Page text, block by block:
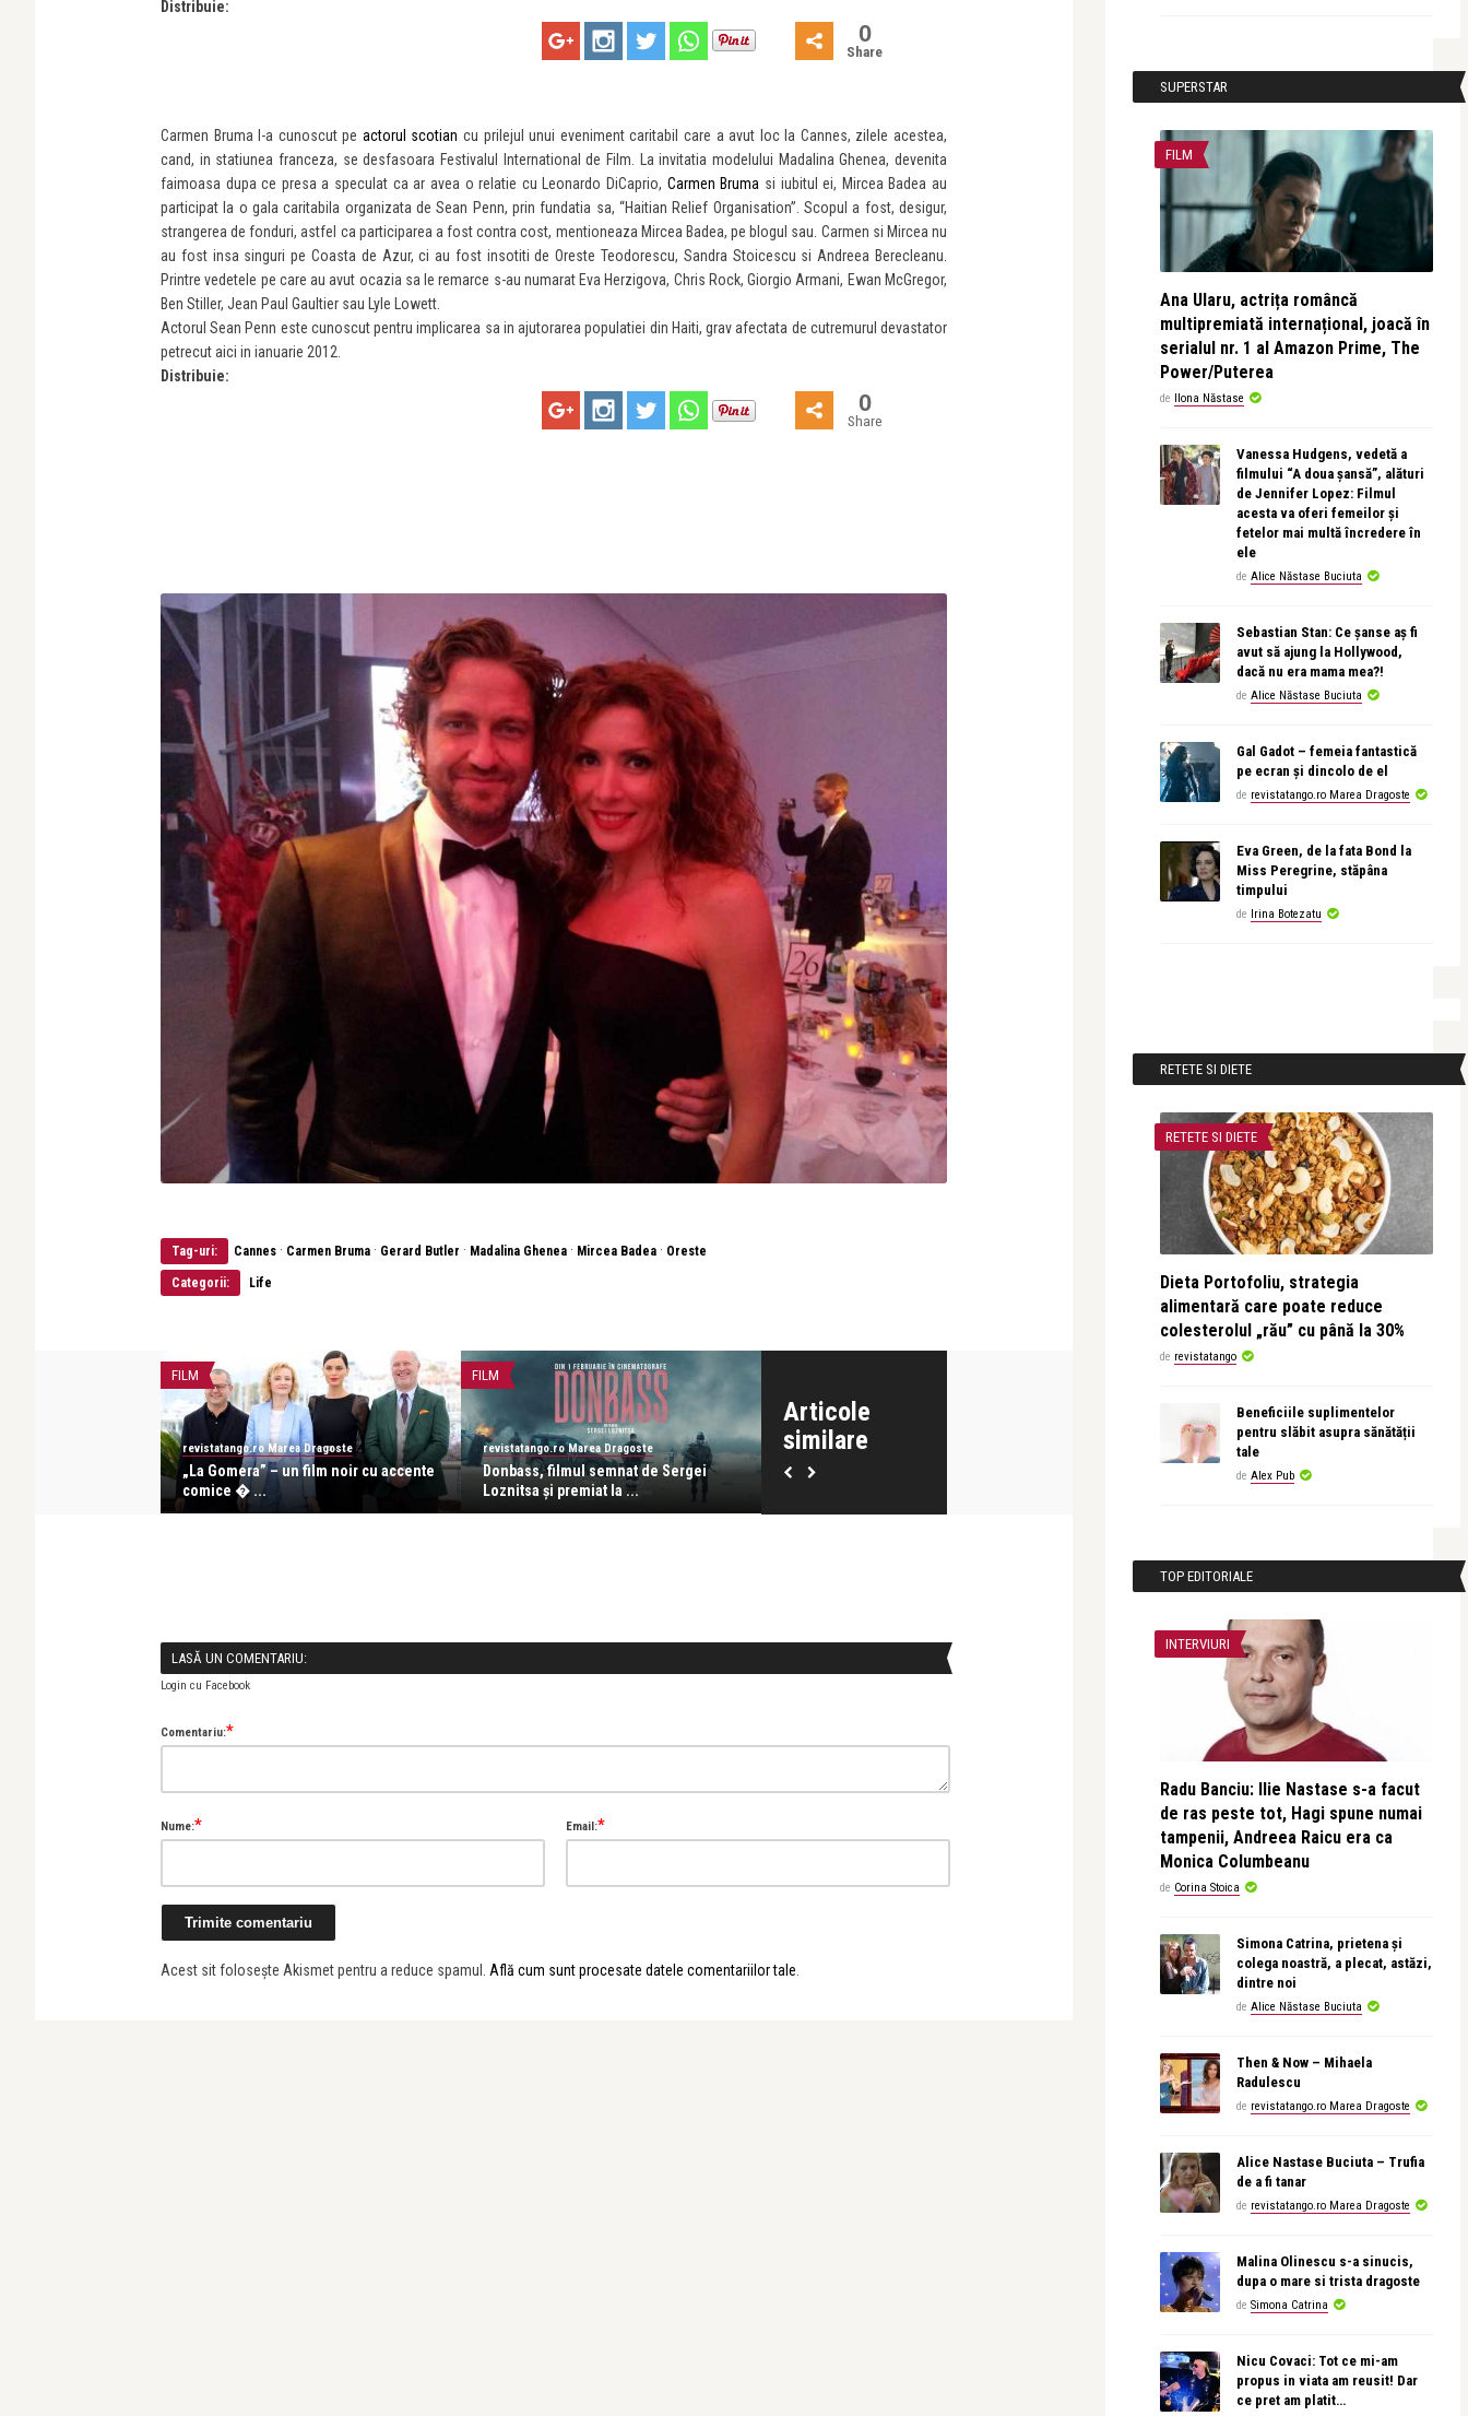
Distribuie:
0
Share
Carmen Bruma l-a cunoscut pe actorul scotian cu prilejul unui eveniment caritabil care a avut loc la Cannes, zilele acestea,
cand, in statiunea franceza, se desfasoara Festivalul International de Film. La invitatia modelului Madalina Ghenea, devenita
faimoasa dupa ce presa a speculat ca ar avea o relatie cu Leonardo DiCaprio, Carmen Bruma si iubitul ei, Mircea Badea au
participat la o gala caritabila organizata de Sean Penn, prin fundatia sa, “Haitian Relief Organisation”. Scopul a fost, desigur,
strangerea de fonduri, astfel ca participarea a fost contra cost, mentioneaza Mircea Badea, pe blogul sau. Carmen si Mircea nu
au fost insa singuri pe Coasta de Azur, ci au fost insotiti de Oreste Teodorescu, Sandra Stoicescu si Andreea Berecleanu.
Printre vedetele pe care au avut ocazia sa le remarce s-au numarat Eva Herzigova, Chris Rock, Giorgio Armani, Ewan McGregor,
Ben Stiller, Jean Paul Gaultier sau Lyle Lowett.
Actorul Sean Penn este cunoscut pentru implicarea sa in ajutorarea populatiei din Haiti, grav afectata de cutremurul devastator
petrecut aici in ianuarie 2012.
Distribuie:
0
Share
Tag-uri: Cannes · Carmen Bruma · Gerard Butler · Madalina Ghenea · Mircea Badea · Oreste
Categorii: Life
Articole
similare
FILM
revistatango.ro Marea Dragoste
„La Gomera” – un film noir cu accente
comice � ...
FILM
revistatango.ro Marea Dragoste
Donbass, filmul semnat de Sergei
Loznitsa și premiat la ...
revistatango.ro Marea Dragoste
Gerard Butler îl sfidează pe 50 Cent în
revistatango.ro Marea Dragoste
Carmen Brumă, imaginea brandului
LASĂ UN COMENTARIU:
Login cu Facebook
Comentariu:*
Nume:* Email:*
Acest sit folosește Akismet pentru a reduce spamul. Află cum sunt procesate datele comentariilor tale
SUPERSTAR
FILM
Ana Ularu, actrița româncă
multipremiată internațional, joacă în
serialul nr. 1 al Amazon Prime, The
Power/Puterea
de Ilona Năstase
Vanessa Hudgens, vedetă a
filmului “A doua șansă”, alături
de Jennifer Lopez: Filmul
acesta va oferi femeilor și
fetelor mai multă încredere în
ele
de Alice Năstase Buciuta
Sebastian Stan: Ce șanse aș fi
avut să ajung la Hollywood,
dacă nu era mama mea?!
de Alice Năstase Buciuta
Gal Gadot – femeia fantastică
pe ecran și dincolo de el
de revistatango.ro Marea Dragoste
Eva Green, de la fata Bond la
Miss Peregrine, stăpâna
timpului
de Irina Botezatu
RETETE SI DIETE
RETETE SI DIETE
Dieta Portofoliu, strategia
alimentară care poate reduce
colesterolul „rău” cu până la 30%
de revistatango
Beneficiile suplimentelor
pentru slăbit asupra sănătății
tale
de Alex Pub
TOP EDITORIALE
INTERVIURI
Radu Banciu: Ilie Nastase s-a facut
de ras peste tot, Hagi spune numai
tampenii, Andreea Raicu era ca
Monica Columbeanu
de Corina Stoica
Simona Catrina, prietena și
colega noastră, a plecat, astăzi,
dintre noi
de Alice Năstase Buciuta
Then & Now – Mihaela
Radulescu
de revistatango.ro Marea Dragoste
Alice Nastase Buciuta – Trufia
de a fi tanar
de revistatango.ro Marea Dragoste
Malina Olinescu s-a sinucis,
dupa o mare si trista dragoste
de Simona Catrina
Nicu Covaci: Tot ce mi-am
propus in viata am reusit! Dar
ce pret am platit…